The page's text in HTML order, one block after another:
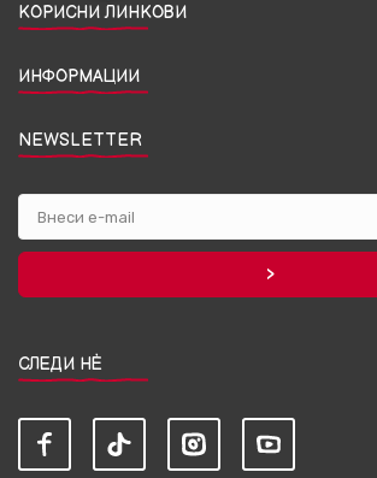
КОРИСНИ ЛИНКОВИ
ИНФОРМАЦИИ
NEWSLETTER
СЛЕДИ НЀ